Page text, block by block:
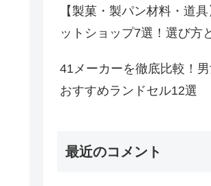
【製菓・製パン材料・道
ットショップ7選！選び方
41メーカーを徹底比較！
おすすめランドセル12選
最近のコメント